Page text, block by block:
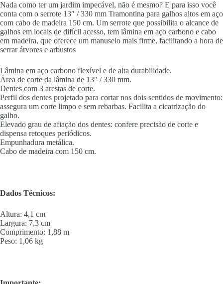
Nada como ter um jardim impecável, não é mesmo? E para isso você
conta com o serrote 13″ / 330 mm Tramontina para galhos altos em aço
com cabo de madeira 150 cm. Um serrote que possibilita o alcance de
galhos em locais de difícil acesso, tem lâmina em aço carbono e cabo
em madeira, que oferece um manuseio mais firme, facilitando a hora de
serrar árvores e arbustos
Lâmina em aço carbono flexível e de alta durabilidade.
Área de corte da lâmina de 13″ / 330 mm.
Dentes com 3 arestas de corte.
Perfil dos dentes projetado para cortar nos dois sentidos de movimento:
assegura um corte limpo e sem rebarbas. Facilita a cicatrização do
galho.
Elevado grau de afiação dos dentes: confere precisão de corte e
dispensa retoques periódicos.
Empunhadura metálica.
Cabo de madeira com 150 cm.
Dados Técnicos:
Altura: 4,1 cm
Largura: 7,3 cm
Comprimento: 1,88 m
Peso: 1,06 kg